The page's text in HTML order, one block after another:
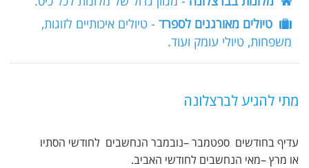
טיולים מאורגנים לספרד - טיולים איכותיים לזוגות,
משפחות, טיולי עומק ועוד.
מתי להגיע לברצלונה
עדיף בחודשים ספטמבר –נובמבר הנחשבים לחודשי הסתיו
או מרץ –מאי הנחשבים לחודשי האביב.